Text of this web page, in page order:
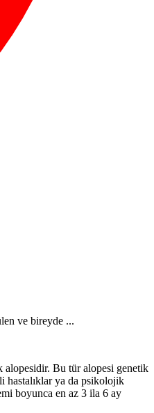
ve bireyde ...
alopesidir. Bu tür alopesi genetik
hastalıklar ya da psikolojik
boyunca en az 3 ila 6 ay